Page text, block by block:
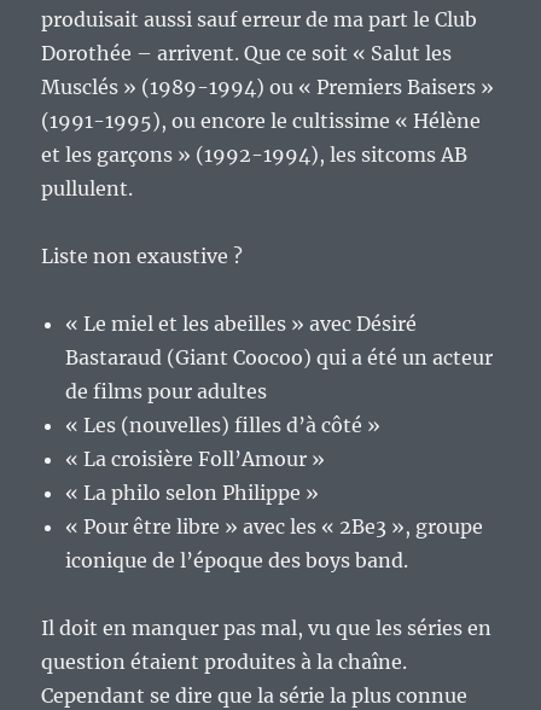
produisait aussi sauf erreur de ma part le Club
Dorothée – arrivent. Que ce soit « Salut les
Musclés » (1989-1994) ou « Premiers Baisers »
(1991-1995), ou encore le cultissime « Hélène
et les garçons » (1992-1994), les sitcoms AB
pullulent.
Liste non exaustive ?
« Le miel et les abeilles » avec Désiré
Bastaraud (Giant Coocoo) qui a été un acteur
de films pour adultes
« Les (nouvelles) filles d’à côté »
« La croisière Foll’Amour »
« La philo selon Philippe »
« Pour être libre » avec les « 2Be3 », groupe
iconique de l’époque des boys band.
Il doit en manquer pas mal, vu que les séries en
question étaient produites à la chaîne.
Cependant se dire que la série la plus connue